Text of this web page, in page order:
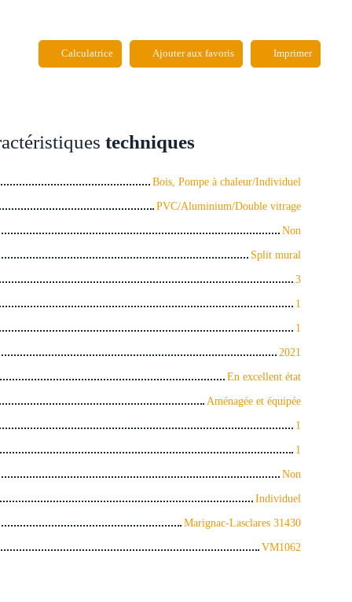
Calculatrice Ajouter aux favoris Imprimer
techniques
Bois, Pompe à chaleur/Individuel
PVC/Aluminium/Double vitrage
Non
Split mural
3
1
1
2021
En excellent état
Aménagée et équipée
1
1
Non
Individuel
Marignac-Lasclares 31430
VM1062